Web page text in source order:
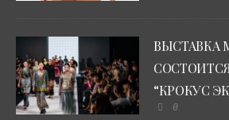
ВЫСТАВКА
“КРОКУС
0